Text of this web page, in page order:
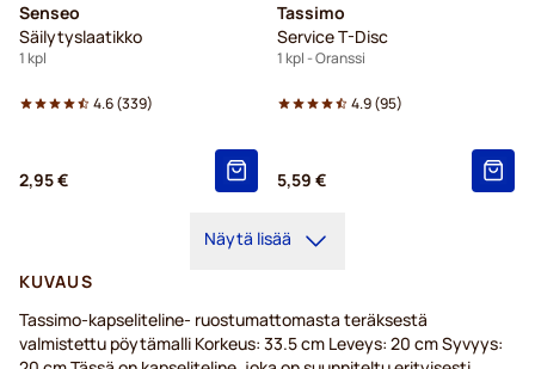
Senseo
Säilytyslaatikko
1 kpl
4.6(339)
2,95 €
Tassimo
Service T-Disc
1 kpl - Oranssi
4.9(95)
5,59 €
Näytä lisää
KUVAUS
Tassimo-kapseliteline- ruostumattomasta teräksestä
valmistettu pöytämalli Korkeus: 33.5 cm Leveys: 20 cm Syvyys: